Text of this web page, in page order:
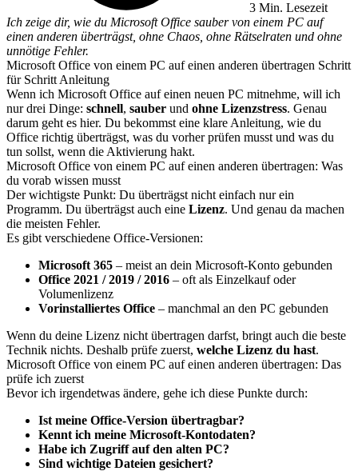
3 Min. Lesezeit
Ich zeige dir, wie du Microsoft Office sauber von einem PC auf
einen anderen überträgst, ohne Chaos, ohne Rätselraten und ohne
unnötige Fehler.
Microsoft Office von einem PC auf einen anderen übertragen Schritt
für Schritt Anleitung
Wenn ich Microsoft Office auf einen neuen PC mitnehme, will ich
nur drei Dinge: schnell, sauber und ohne Lizenzstress. Genau
darum geht es hier. Du bekommst eine klare Anleitung, wie du
Office richtig überträgst, was du vorher prüfen musst und was du
tun sollst, wenn die Aktivierung hakt.
Microsoft Office von einem PC auf einen anderen übertragen: Was
du vorab wissen musst
Der wichtigste Punkt: Du überträgst nicht einfach nur ein
Programm. Du überträgst auch eine Lizenz. Und genau da machen
die meisten Fehler.
Es gibt verschiedene Office-Versionen:
Microsoft 365 – meist an dein Microsoft-Konto gebunden
Office 2021 / 2019 / 2016 – oft als Einzelkauf oder
Volumenlizenz
Vorinstalliertes Office – manchmal an den PC gebunden
Wenn du deine Lizenz nicht übertragen darfst, bringt auch die beste
Technik nichts. Deshalb prüfe zuerst, welche Lizenz du hast.
Microsoft Office von einem PC auf einen anderen übertragen: Das
prüfe ich zuerst
Bevor ich irgendetwas ändere, gehe ich diese Punkte durch:
Ist meine Office-Version übertragbar?
Kennt ich meine Microsoft-Kontodaten?
Habe ich Zugriff auf den alten PC?
Sind wichtige Dateien gesichert?